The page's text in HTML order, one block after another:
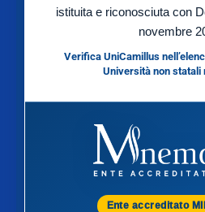
istituita e riconosciuta con
novembre
Verifica UniCamillus
Università non statali
Ente accreditato